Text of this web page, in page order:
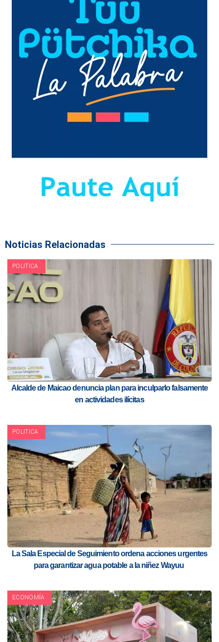
Noticias Relacionadas
POLITICA
Alcalde de Maicao denuncia plan para inculparlo falsamente
en actividades ilícitas
POLITICA
La Sala Especial de Seguimiento ordena acciones urgentes
para garantizar agua potable a la niñez Wayuu
ECONOMÍA